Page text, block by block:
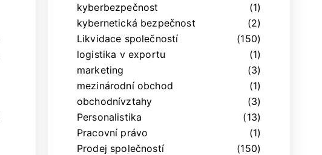
kyberbezpečnost
(1)
kybernetická bezpečnost
(2)
Likvidace společností
(150)
logistika v exportu
(1)
marketing
(3)
mezinárodní obchod
(1)
obchodnívztahy
(3)
Personalistika
(13)
Pracovní právo
(1)
Prodej společností
(150)